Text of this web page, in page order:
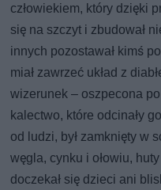
człowiekiem, który dzięki
się na szczyt i zbudował
innych pozostawał kimś
miał zawrzeć układ z
wizerunek – oszpecona
kalectwo, które odcinały
od ludzi, był zamknięty w
węgla, cynku i ołowiu,
doczekał się dzieci ani